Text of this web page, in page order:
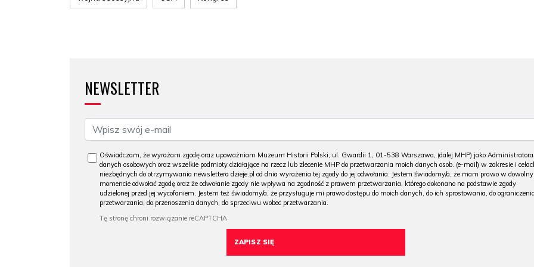
NEWSLETTER
Oświadczam, że wyrażam zgodę oraz upoważniam Muzeum Historii Polski, ul. Gwardii 1, 01-538 Warszawa, (dalej MHP) jako Administratora
danych osobowych oraz wszelkie podmioty działające na rzecz lub zlecenie MHP do przetwarzania moich danych osob. (e-mail) w zakresie i
niezbędnych do otrzymywania newslettera dzieje.pl od dnia wyrażenia tej zgody do jej odwołania. Jestem świadomy/a, że mam prawo w
momencie odwołać zgodę oraz że odwołanie zgody nie wpływa na zgodność z prawem przetwarzania, którego dokonano na podstawie zgody
udzielonej przed jej wycofaniem. Jestem też świadomy/a, że przysługuje mi prawo dostępu do moich danych, do ich sprostowania, do ograniczenia
przetwarzania, do przenoszenia danych, do sprzeciwu wobec przetwarzania.